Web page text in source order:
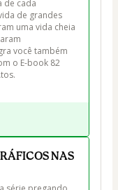
de cada
de grandes
uma vida cheia
você também
o E-book 82
NAS